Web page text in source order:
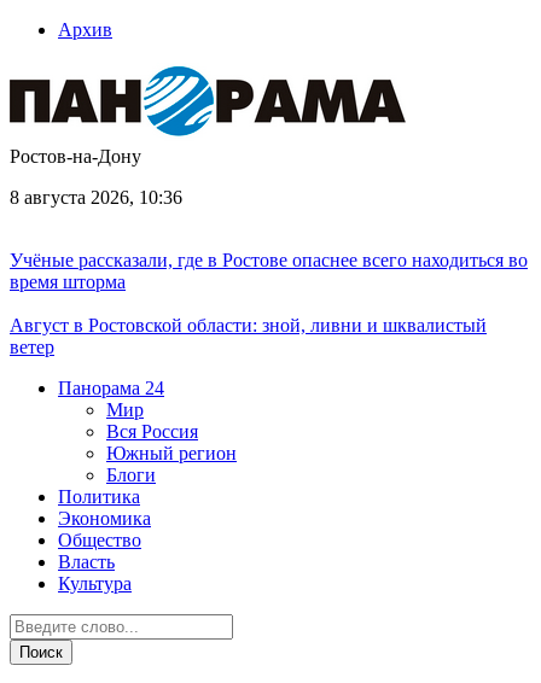
Архив
Ростов-на-Дону
8 августа 2026, 10:36
Учёные рассказали, где в Ростове опаснее всего находиться во
время шторма
Август в Ростовской области: зной, ливни и шквалистый
ветер
Панорама 24
Мир
Вся Россия
Южный регион
Блоги
Политика
Экономика
Общество
Власть
Культура